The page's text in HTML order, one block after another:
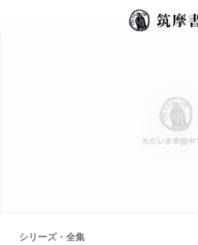
シリーズ・全集